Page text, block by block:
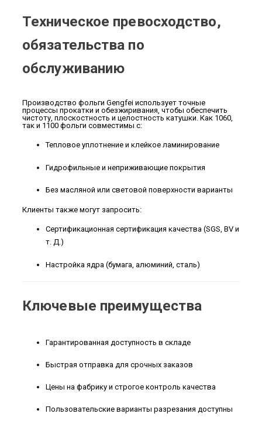
Техническое превосходство,
обязательства по
обслуживанию
Производство фольги Gengfei использует точные
процессы прокатки и обезжиривания, чтобы обеспечить
чистоту, плоскостность и целостность катушки. Как 1060,
так и 1100 фольги совместимы с:
Тепловое уплотнение и клейкое ламинирование
Гидрофильные и неприживающие покрытия
Без масляной или световой поверхности варианты
Клиенты также могут запросить:
Сертификационная сертификация качества (SGS, BV и
т. Д.)
Настройка ядра (бумага, алюминий, сталь)
Ключевые преимущества
Гарантированная доступность в складе
Быстрая отправка для срочных заказов
Цены на фабрику и строгое контроль качества
Пользовательские варианты разрезания доступны